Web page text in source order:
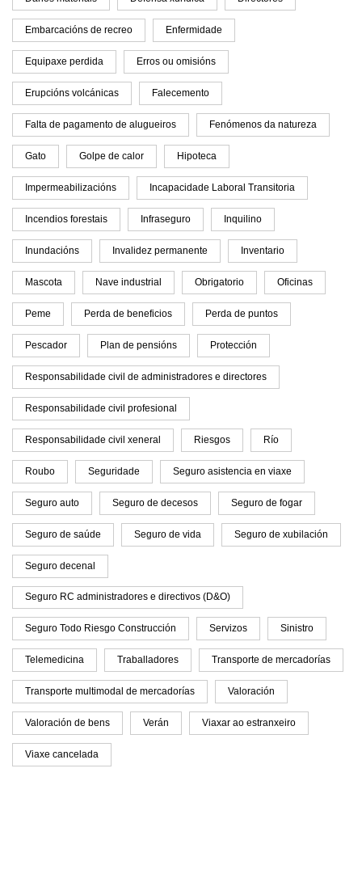
Embarcacións de recreo Enfermidade
Equipaxe perdida Erros ou omisións
Erupcións volcánicas Falecemento
Falta de pagamento de alugueiros Fenómenos da natureza
Gato Golpe de calor Hipoteca
Impermeabilizacións Incapacidade Laboral Transitoria
Incendios forestais Infraseguro Inquilino
Inundacións Invalidez permanente Inventario
Mascota Nave industrial Obrigatorio Oficinas
Peme Perda de beneficios Perda de puntos
Pescador Plan de pensións Protección
Responsabilidade civil de administradores e directores
Responsabilidade civil profesional
Responsabilidade civil xeneral Riesgos Río
Roubo Seguridade Seguro asistencia en viaxe
Seguro auto Seguro de decesos Seguro de fogar
Seguro de saúde Seguro de vida Seguro de xubilación
Seguro decenal
Seguro RC administradores e directivos (D&O)
Seguro Todo Riesgo Construcción Servizos Sinistro
Telemedicina Traballadores Transporte de mercadorías
Transporte multimodal de mercadorías Valoración
Valoración de bens Verán Viaxar ao estranxeiro
Viaxe cancelada